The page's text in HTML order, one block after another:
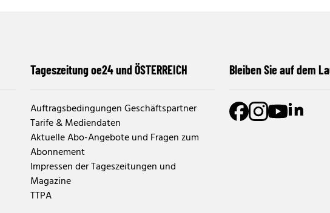
Tageszeitung oe24 und ÖSTERREICH
Auftragsbedingungen Geschäftspartner
Tarife & Mediendaten
Aktuelle Abo-Angebote und Fragen zum
Abonnement
Impressen der Tageszeitungen und
Magazine
TTPA
Bleiben Sie auf dem